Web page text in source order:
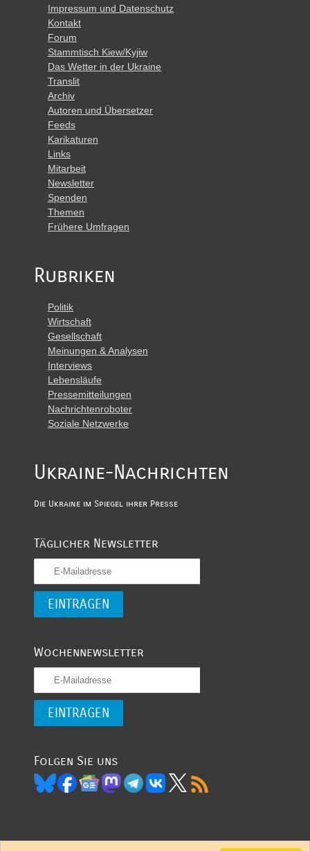
Impressum und Datenschutz
Kontakt
Forum
Stammtisch Kiew/Kyjiw
Das Wetter in der Ukraine
Translit
Archiv
Autoren und Übersetzer
Feeds
Karikaturen
Links
Mitarbeit
Newsletter
Spenden
Themen
Frühere Umfragen
Rubriken
Politik
Wirtschaft
Gesellschaft
Meinungen & Analysen
Interviews
Lebensläufe
Pressemitteilungen
Nachrichtenroboter
Soziale Netzwerke
Ukraine-Nachrichten
Die Ukraine im Spiegel ihrer Presse
Täglicher Newsletter
Wochennewsletter
Folgen Sie uns